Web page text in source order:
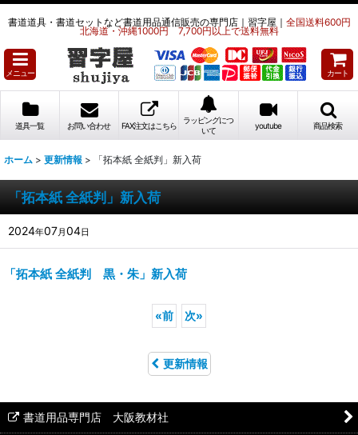
書道道具・書道セットなど書道用品通信販売の専門店｜習字屋｜ 全国送料600円
北海道・沖縄1000円 7,700円以上で送料無料
メニュー カート
道具一覧 お問い合わせ FAX注文はこちら
ラッピングにつ
いて
youtube 商品検索
ホーム > 更新情報 > 「拓本紙 全紙判」新入荷
「拓本紙 全紙判」新入荷
2024年07月04日
「拓本紙 全紙判 黒・朱」新入荷
«前 次»
更新情報
書道用品専門店 大阪教材社